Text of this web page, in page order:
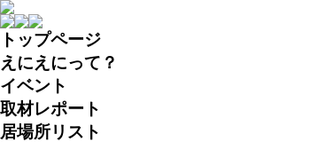
トップページ
えにえにって？
イベント
取材レポート
居場所リスト